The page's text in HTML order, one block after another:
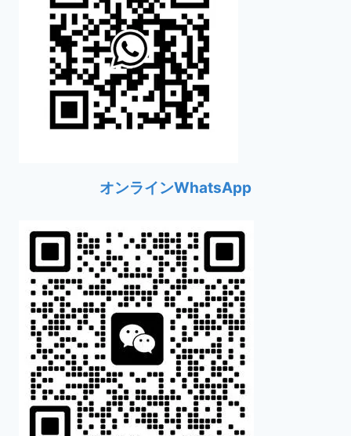
オンラインWhatsApp